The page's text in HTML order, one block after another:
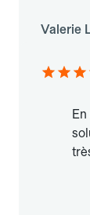
Valerie